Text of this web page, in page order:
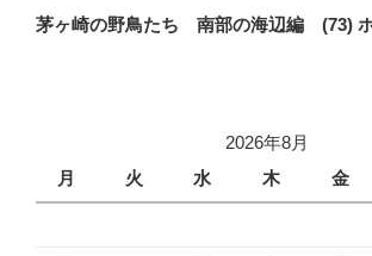
ゲ
の
茅ヶ崎の野鳥たち 南部の海辺編 (73)
2026年8月
月
火 水 木 金